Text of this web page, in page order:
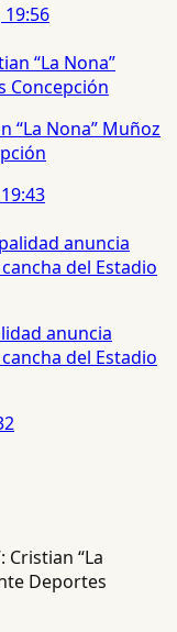
“La Nona” Muñoz
anuncia
del Estadio